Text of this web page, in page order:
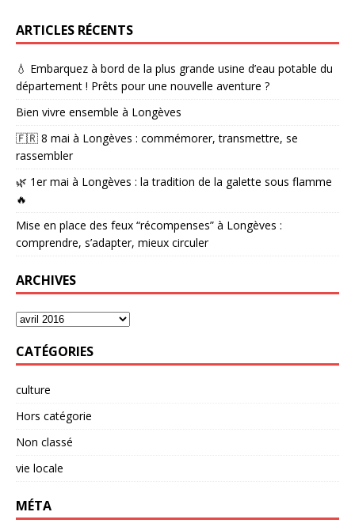
ARTICLES RÉCENTS
💧 Embarquez à bord de la plus grande usine d’eau potable du
département ! Prêts pour une nouvelle aventure ?
Bien vivre ensemble à Longèves
🇫🇷 8 mai à Longèves : commémorer, transmettre, se
rassembler
🌿 1er mai à Longèves : la tradition de la galette sous flamme
🔥
Mise en place des feux “récompenses” à Longèves :
comprendre, s’adapter, mieux circuler
ARCHIVES
CATÉGORIES
culture
Hors catégorie
Non classé
vie locale
MÉTA